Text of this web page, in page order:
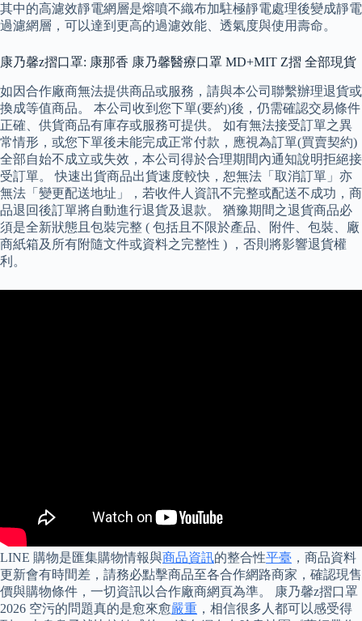
其中的高濾效靜電網層是熔噴不織布加駐極靜電處理後變成靜電
過濾網層，可以達到更高的過濾效能、透氣度與使用壽命。
康乃馨z摺口罩: 康那香 康乃馨醫療口罩 MD+MIT Z摺 全部現貨
如因合作廠商無法提供商品或服務，請與本公司聯繫辦理退貨或
換成等值商品。 本公司收到您下單(要約)後，仍需確認交易條件
正確、供貨商品有庫存或服務可提供。 如有無法接受訂單之異
常情形，或您下單後未能完成正常付款，應視為訂單(買賣契約)
全部自始不成立或失效，本公司得於合理期間內通知說明拒絕接
受訂單。 快速出貨商品出貨速度較快，恕無法「取消訂單」亦
無法「變更配送地址」，若收件人資訊不完整或配送不成功，商
品退回後訂單將自動進行退貨及退款。 猶豫期間之退貨商品必
須是全新狀態且包裝完整 ( 包括且不限於產品、附件、包裝、廠
商紙箱及所有附隨文件或資料之完整性 ) ，否則將影響退貨權
利。
LINE 購物是匯集購物情報與商品資訊的整合性平臺 ，商品資料
更新會有時間差，請務必點擊商品至各合作網路商家，確認現售
價與購物條件，一切資訊以合作廠商網頁為準。 康乃馨z摺口罩
2026 空污的問題真的是愈來愈嚴重 ，相信很多人都可以感受得